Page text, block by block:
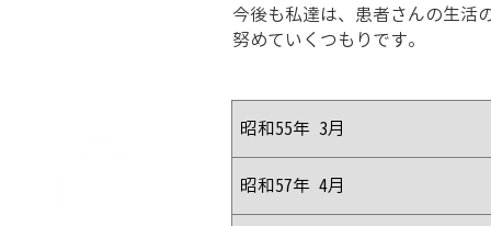
今後も私達は、患者さんの生活
努めていくつもりです。
昭和55年 3月
昭和57年 4月